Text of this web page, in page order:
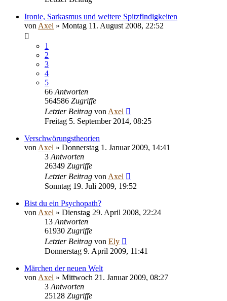
Ironie, Sarkasmus und weitere Spitzfindigkeiten
von Axel » Montag 11. August 2008, 22:52
1
2
3
4
5
66 Antworten
564586 Zugriffe
Letzter Beitrag von Axel
Freitag 5. September 2014, 08:25
Verschwörungstheorien
von Axel » Donnerstag 1. Januar 2009, 14:41
3 Antworten
26349 Zugriffe
Letzter Beitrag von Axel
Sonntag 19. Juli 2009, 19:52
Bist du ein Psychopath?
von Axel » Dienstag 29. April 2008, 22:24
13 Antworten
61930 Zugriffe
Letzter Beitrag von Ely
Donnerstag 9. April 2009, 11:41
Märchen der neuen Welt
von Axel » Mittwoch 21. Januar 2009, 08:27
3 Antworten
25128 Zugriffe